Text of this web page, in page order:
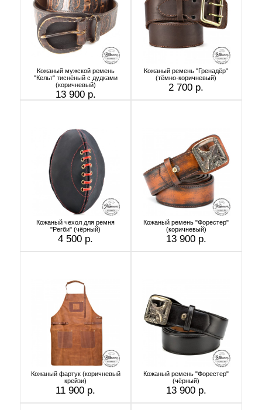
Кожаный мужской ремень
"Кельт" тиснёный с дудками
(коричневый)
13 900 р.
Кожаный ремень "Гренадёр"
(тёмно-коричневый)
2 700 р.
Кожаный чехол для ремня
"Регби" (чёрный)
4 500 р.
Кожаный ремень "Форестер"
(коричневый)
13 900 р.
Кожаный фартук (коричневый
крейзи)
11 900 р.
Кожаный ремень "Форестер"
(чёрный)
13 900 р.